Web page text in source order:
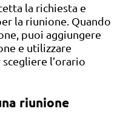
la richiesta e
la riunione. Quando
puoi aggiungere
e utilizzare
l’orario
riunione